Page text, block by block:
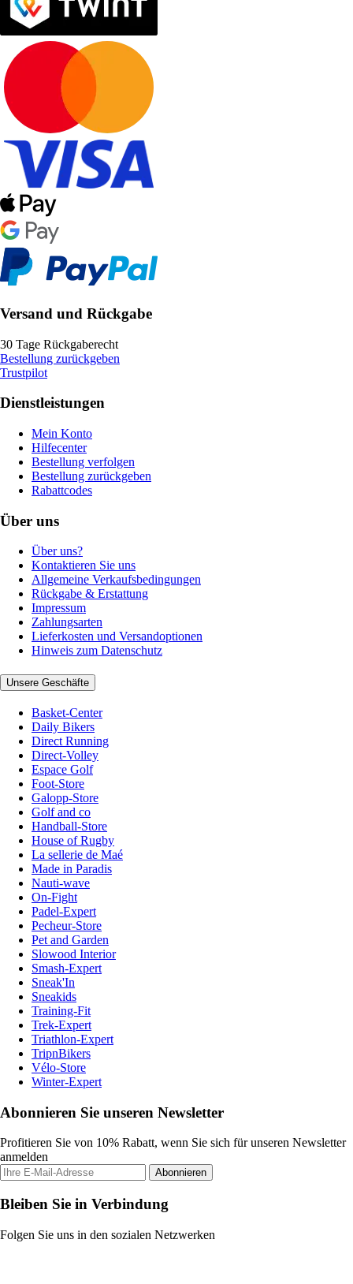
Versand und Rückgabe
30 Tage Rückgaberecht
Bestellung zurückgeben
Trustpilot
Dienstleistungen
Mein Konto
Hilfecenter
Bestellung verfolgen
Bestellung zurückgeben
Rabattcodes
Über uns
Über uns?
Kontaktieren Sie uns
Allgemeine Verkaufsbedingungen
Rückgabe & Erstattung
Impressum
Zahlungsarten
Lieferkosten und Versandoptionen
Hinweis zum Datenschutz
Unsere Geschäfte
Basket-Center
Daily Bikers
Direct Running
Direct-Volley
Espace Golf
Foot-Store
Galopp-Store
Golf and co
Handball-Store
House of Rugby
La sellerie de Maé
Made in Paradis
Nauti-wave
On-Fight
Padel-Expert
Pecheur-Store
Pet and Garden
Slowood Interior
Smash-Expert
Sneak'In
Sneakids
Training-Fit
Trek-Expert
Triathlon-Expert
TripnBikers
Vélo-Store
Winter-Expert
Abonnieren Sie unseren Newsletter
Profitieren Sie von 10% Rabatt, wenn Sie sich für unseren Newsletter
anmelden
Abonnieren
Bleiben Sie in Verbindung
Folgen Sie uns in den sozialen Netzwerken